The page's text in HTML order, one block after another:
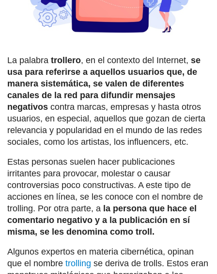
La palabra trollero, en el contexto del Internet, se
usa para referirse a aquellos usuarios que, de
manera sistemática, se valen de diferentes
canales de la red para difundir mensajes
negativos contra marcas, empresas y hasta otros
usuarios, en especial, aquellos que gozan de cierta
relevancia y popularidad en el mundo de las redes
sociales, como los artistas, los influencers, etc.
Estas personas suelen hacer publicaciones
irritantes para provocar, molestar o causar
controversias poco constructivas. A este tipo de
acciones en línea, se les conoce con el nombre de
trolling. Por otra parte, a la persona que hace el
comentario negativo y a la publicación en sí
misma, se les denomina como troll.
Algunos expertos en materia cibernética, opinan
que el nombre trolling se deriva de trolls. Estos eran